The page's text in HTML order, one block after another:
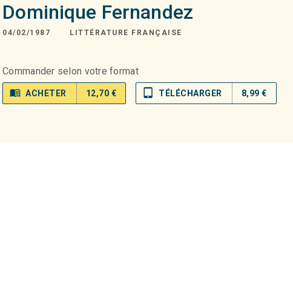
Dominique Fernandez
04/02/1987 LITTÉRATURE FRANÇAISE
Commander selon votre format
menu_book ACHETER 12,70 € tablet_mac TÉLÉCHARGER 8,99 €